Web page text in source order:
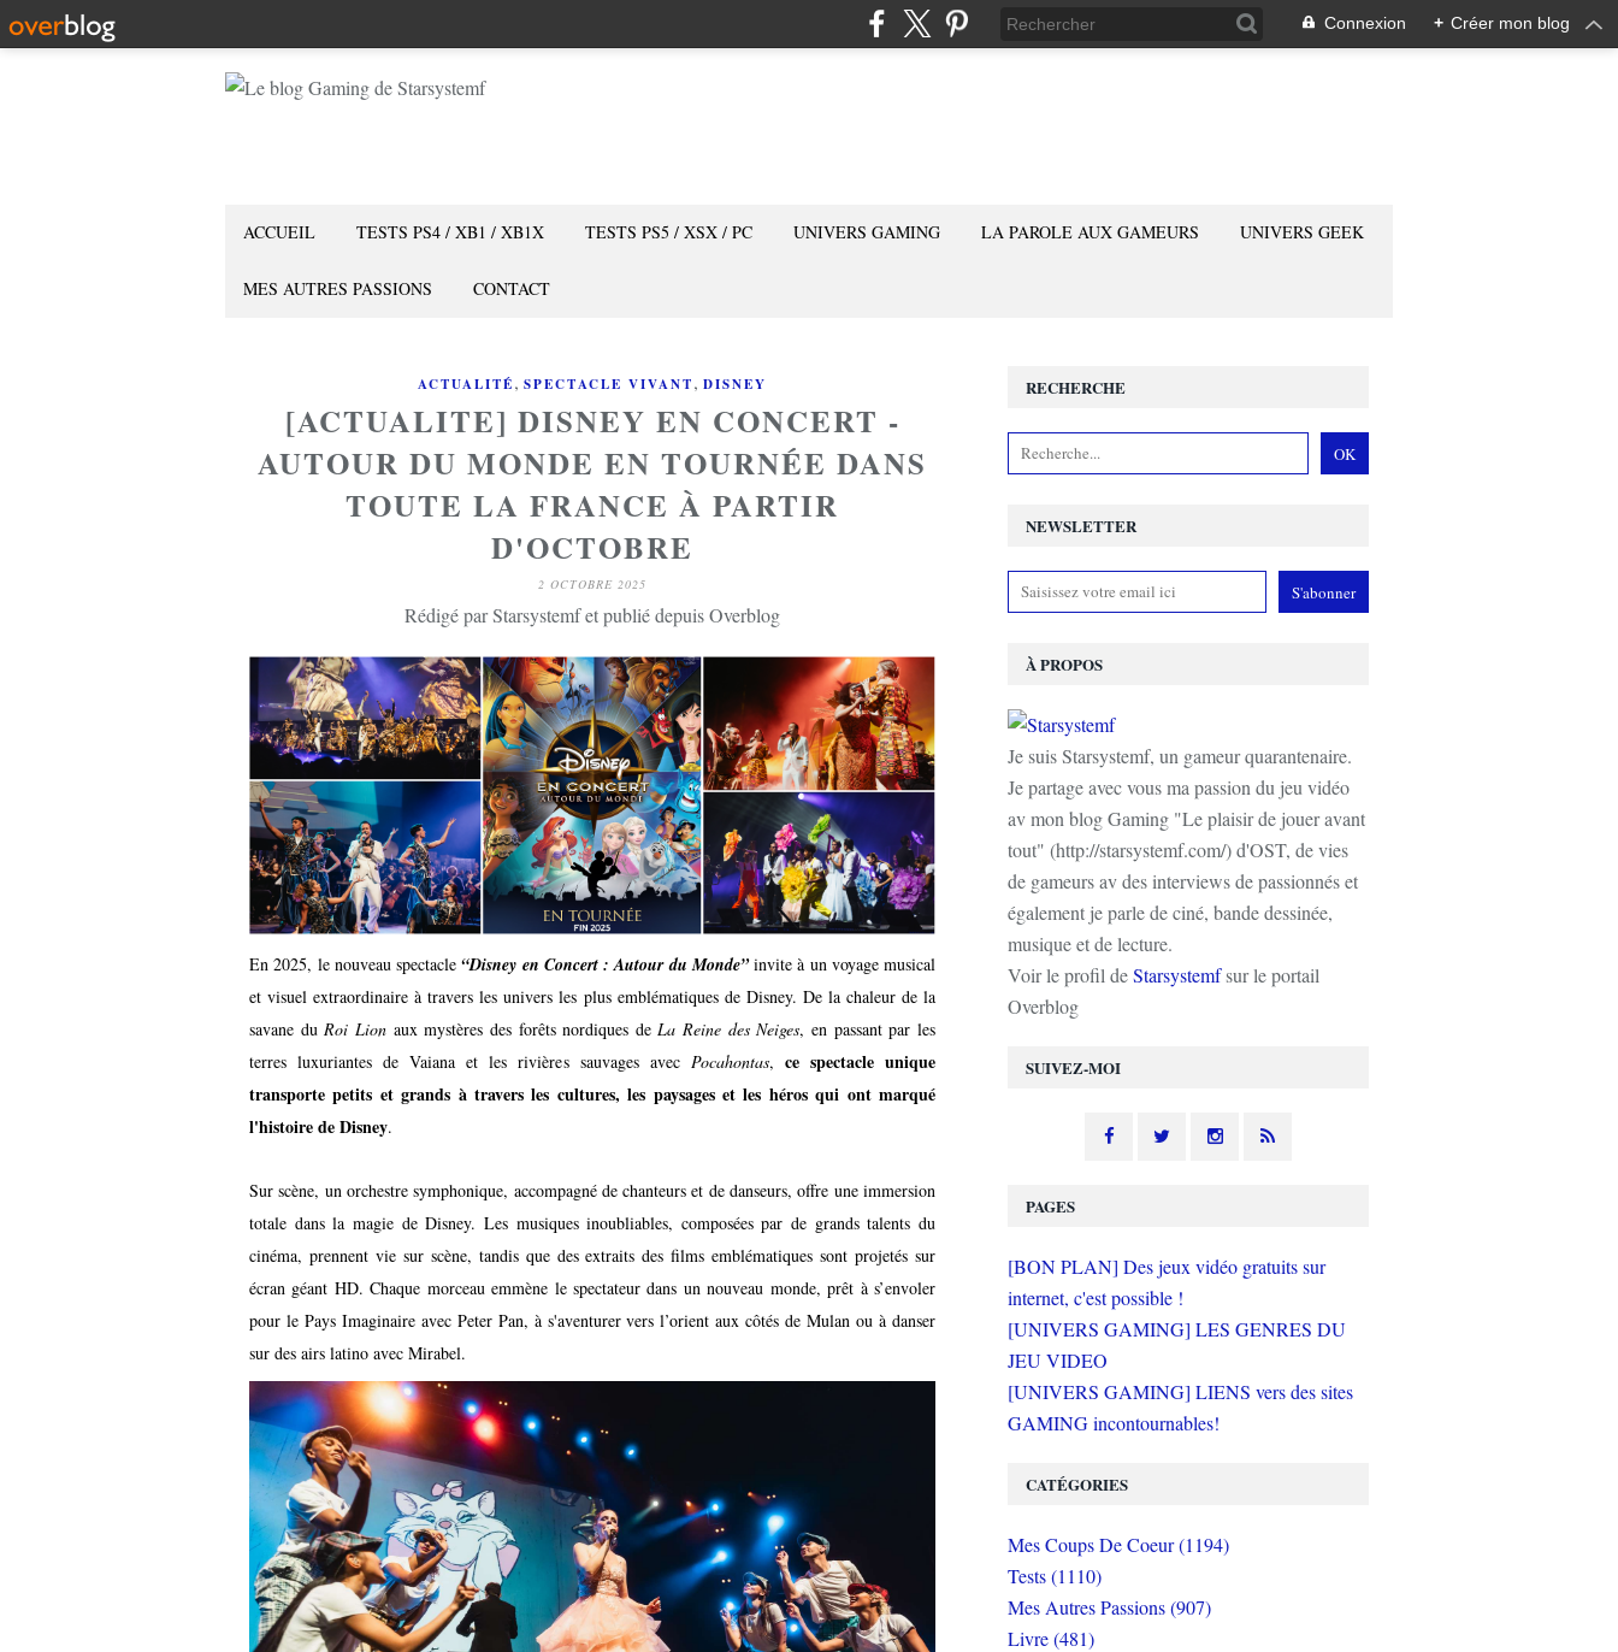
Connexion + Créer mon blog
ACCUEIL TESTS PS4 / XB1 / XB1X TESTS PS5 / XSX / PC UNIVERS GAMING LA PAROLE AUX GAMEURS UNIVERS GEEK
MES AUTRES PASSIONS CONTACT
ACTUALITÉ, SPECTACLE VIVANT, DISNEY
[ACTUALITE] DISNEY EN CONCERT -
AUTOUR DU MONDE EN TOURNÉE DANS
TOUTE LA FRANCE À PARTIR
D'OCTOBRE
2 OCTOBRE 2025
Rédigé par Starsystemf et publié depuis Overblog
En 2025, le nouveau spectacle“Disney en Concert : Autour du Monde”invite à un voyage musical
et visuel extraordinaire à travers les univers les plus emblématiques de Disney. De la chaleur de la
savane duRoi Lionaux mystères des forêts nordiques deLa Reine des Neiges, en passant par les
terres luxuriantes de Vaiana et les rivières sauvages avec Pocahontas, ce spectacle unique
transporte petits et grands à travers les cultures, les paysages et les héros qui ont marqué
l'histoire de Disney.
Sur scène, un orchestre symphonique, accompagné de chanteurs et de danseurs, offre une immersion
totale dans la magie de Disney. Les musiques inoubliables, composées par de grands talents du
cinéma, prennent vie sur scène, tandis que des extraits des films emblématiques sont projetés sur
écran géant HD. Chaque morceau emmène le spectateur dans un nouveau monde, prêt à s’envoler
pour le Pays Imaginaire avec Peter Pan, à s'aventurer vers l’orient aux côtés de Mulan ou à danser
sur des airs latino avec Mirabel.
NEWSLETTER
SUIVEZ-MOI
RECHERCHE
À PROPOS
Je suis Starsystemf, un gameur quarantenaire.
Je partage avec vous ma passion du jeu vidéo
av mon blog Gaming "Le plaisir de jouer avant
tout" (http://starsystemf.com/) d'OST, de vies
de gameurs av des interviews de passionnés et
également je parle de ciné, bande dessinée,
musique et de lecture.
Voir le profil deStarsystemfsur le portail
Overblog
PAGES
[BON PLAN] Des jeux vidéo gratuits sur
internet, c'est possible !
[UNIVERS GAMING] LES GENRES DU
JEU VIDEO
[UNIVERS GAMING] LIENS vers des sites
GAMING incontournables!
CATÉGORIES
Mes Coups De Coeur (1194)
Tests (1110)
Mes Autres Passions (907)
Livre (481)